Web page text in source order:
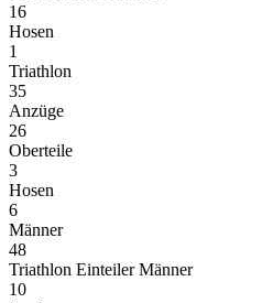
16
Hosen
1
Triathlon
35
Anzüge
26
Oberteile
3
Hosen
6
Männer
48
Triathlon Einteiler Männer
10